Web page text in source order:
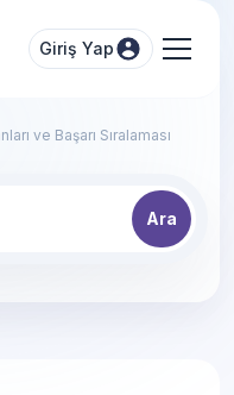
Giriş Yap
ve Başarı Sıralaması
Ara